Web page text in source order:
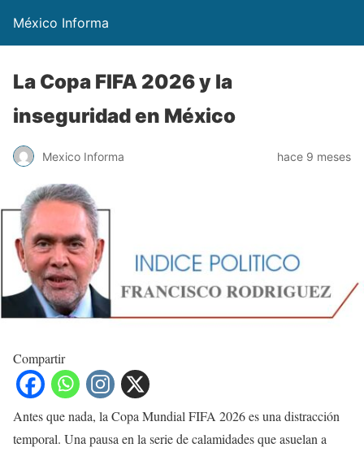
México Informa
La Copa FIFA 2026 y la
inseguridad en México
Mexico Informa hace 9 meses
Compartir
Antes que nada, la Copa Mundial FIFA 2026 es una distracción
temporal. Una pausa en la serie de calamidades que asuelan a